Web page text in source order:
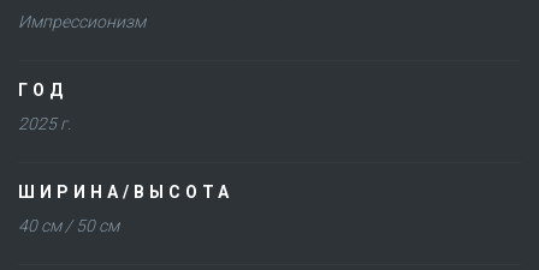
Импрессионизм
ГОД
2025 г.
ШИРИНА/ВЫСОТА
40 см / 50 см